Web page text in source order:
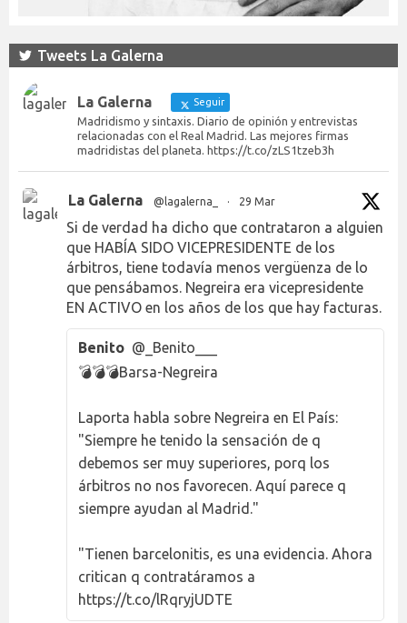
Tweets La Galerna
La Galerna Seguir
Madridismo y sintaxis. Diario de opinión y entrevistas
relacionadas con el Real Madrid. Las mejores firmas
madridistas del planeta. https://t.co/zLS1tzeb3h
La Galerna @lagalerna_ · 29 Mar
Si de verdad ha dicho que contrataron a alguien
que HABÍA SIDO VICEPRESIDENTE de los
árbitros, tiene todavía menos vergüenza de lo
que pensábamos. Negreira era vicepresidente
EN ACTIVO en los años de los que hay facturas.
Benito @_Benito___
💣💣💣Barsa-Negreira
Laporta habla sobre Negreira en El País:
"Siempre he tenido la sensación de q
debemos ser muy superiores, porq los
árbitros no nos favorecen. Aquí parece q
siempre ayudan al Madrid."
"Tienen barcelonitis, es una evidencia. Ahora
critican q contratáramos a
https://t.co/lRqryjUDTE